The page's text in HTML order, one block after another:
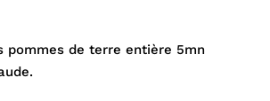
pommes de terre entière 5mn